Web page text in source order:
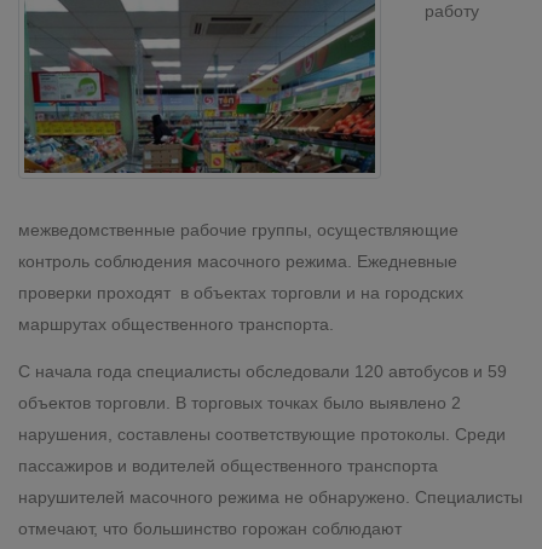
работу
межведомственные рабочие группы, осуществляющие
контроль соблюдения масочного режима. Ежедневные
проверки проходят в объектах торговли и на городских
маршрутах общественного транспорта.
С начала года специалисты обследовали 120 автобусов и 59
объектов торговли. В торговых точках было выявлено 2
нарушения, составлены соответствующие протоколы. Среди
пассажиров и водителей общественного транспорта
нарушителей масочного режима не обнаружено. Специалисты
отмечают, что большинство горожан соблюдают